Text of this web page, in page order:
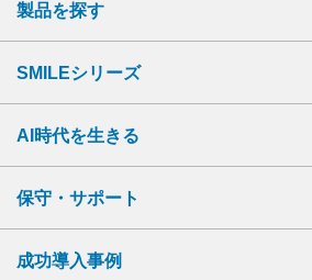
製品を探す
SMILEシリーズ
AI時代を生きる
保守・サポート
成功導入事例